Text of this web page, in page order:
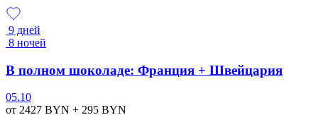
9 дней
8 ночей
В полном шоколаде: Франция + Швейцария
05.10
от 2427 BYN + 295 BYN